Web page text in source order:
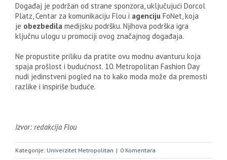
Događaj je podržan od strane sponzora, uključujući Dorcol
Platz, Centar za komunikaciju Flou i agenciju FoNet, koja
je obezbedila medijsku podršku. Njihova podrška igra
ključnu ulogu u promociji ovog značajnog događaja.
Ne propustite priliku da pratite ovu modnu avanturu koja
spaja prošlost i budućnost. 10. Metropolitan Fashion Day
nudi jedinstveni pogled na to kako moda može da premosti
razlike i inspiriše buduće.
Izvor: redakcija Flou
Kategorije: Univerzitet Metropolitan | 0 Komentara